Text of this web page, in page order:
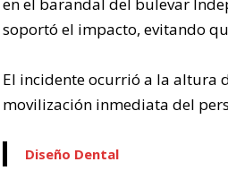
en el barandal del bulevar
soportó el impacto, evitando
El incidente ocurrió a la altura
movilización inmediata del
Diseño Dental